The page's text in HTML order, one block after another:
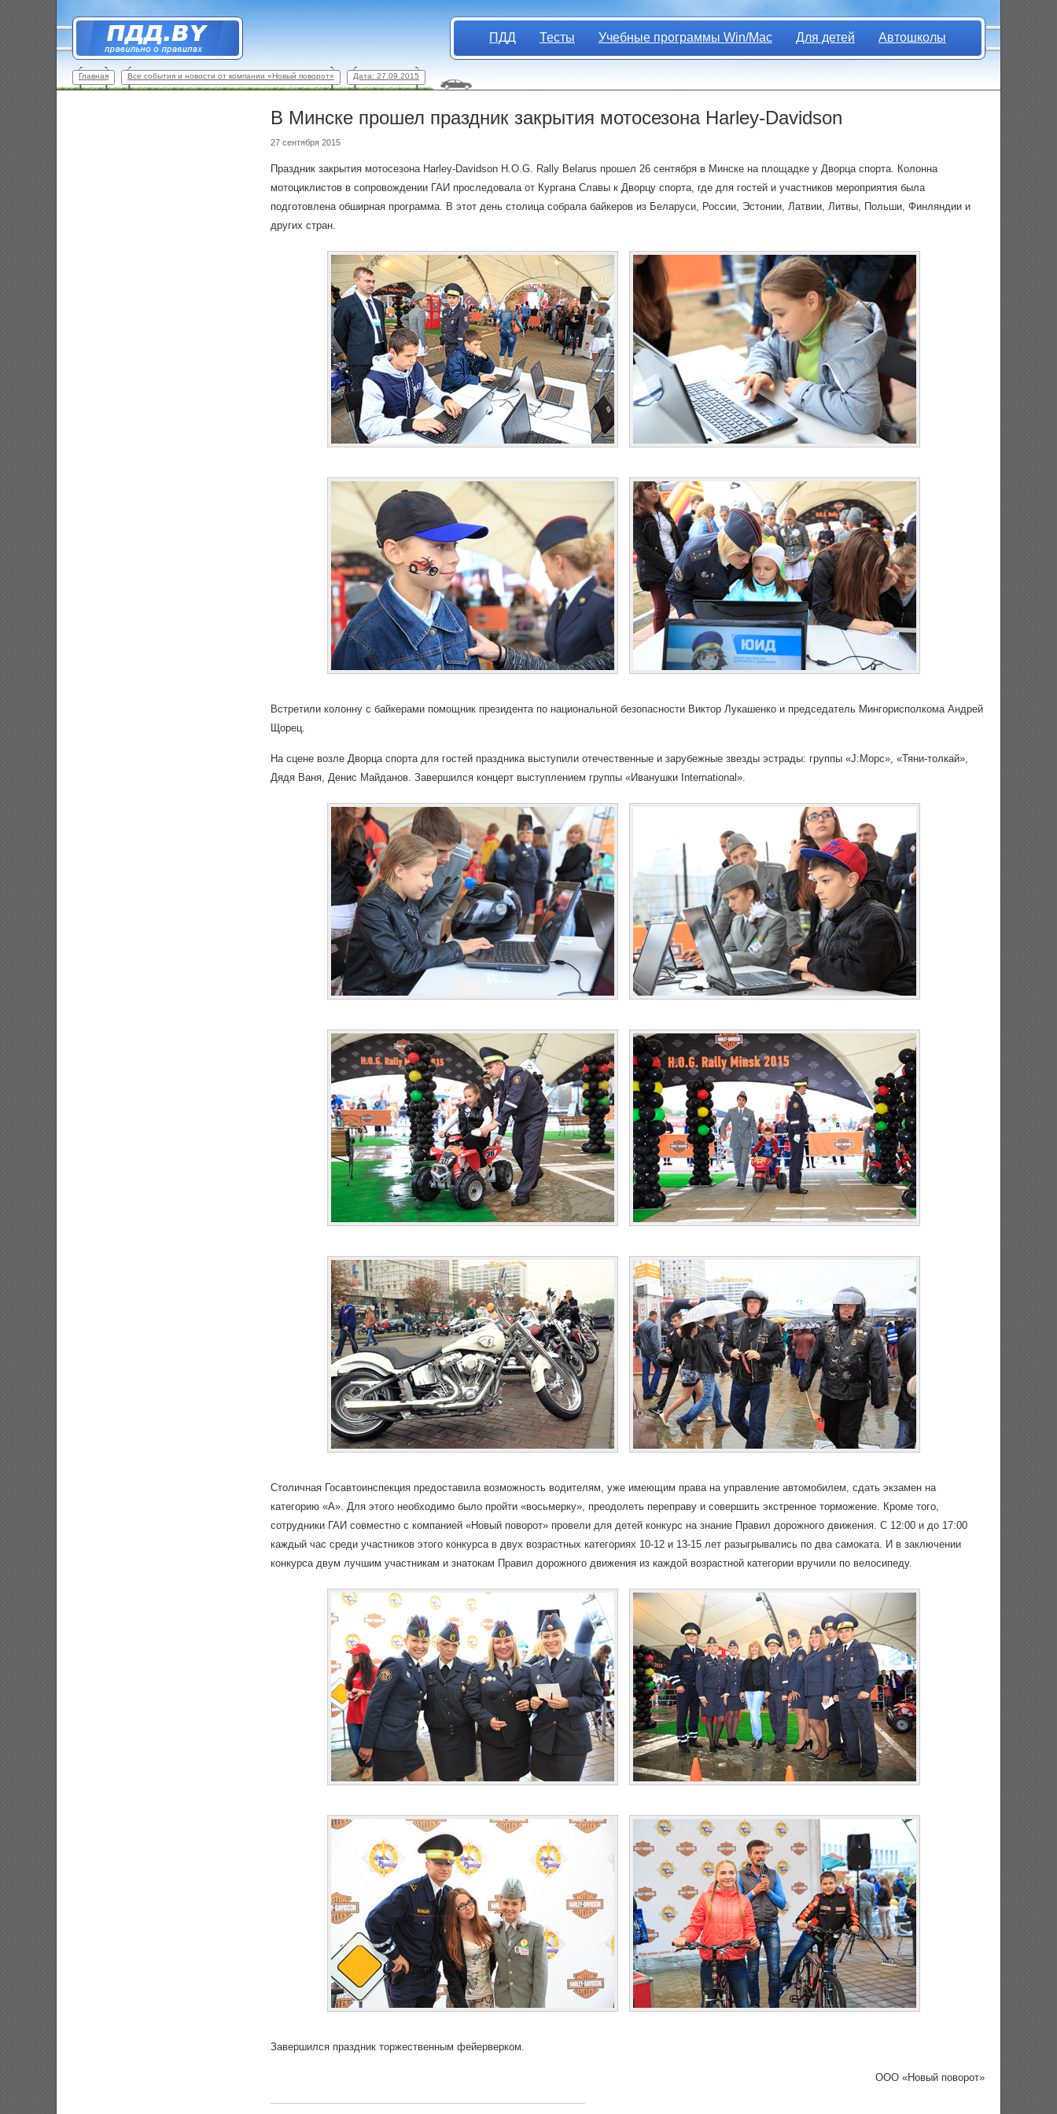
ПДД Тесты Учебные программы Win/Mac Для детей Автошколы
Главная Все события и новости от компании «Новый поворот» Дата: 27.09.2015
В Минске прошел праздник закрытия мотосезона Harley-Davidson
27 сентября 2015
Праздник закрытия мотосезона Harley-Davidson H.O.G. Rally Belarus прошел 26 сентября в Минске на площадке у Дворца спорта. Колонна
мотоциклистов в сопровождении ГАИ проследовала от Кургана Славы к Дворцу спорта, где для гостей и участников мероприятия была
подготовлена обширная программа. В этот день столица собрала байкеров из Беларуси, России, Эстонии, Латвии, Литвы, Польши, Финляндии и
других стран.
Встретили колонну с байкерами помощник президента по национальной безопасности Виктор Лукашенко и председатель Мингорисполкома Андрей
Щорец.
На сцене возле Дворца спорта для гостей праздника выступили отечественные и зарубежные звезды эстрады: группы «J:Морс», «Тяни-толкай»,
Дядя Ваня, Денис Майданов. Завершился концерт выступлением группы «Иванушки International».
Столичная Госавтоинспекция предоставила возможность водителям, уже имеющим права на управление автомобилем, сдать экзамен на
категорию «А». Для этого необходимо было пройти «восьмерку», преодолеть переправу и совершить экстренное торможение. Кроме того,
сотрудники ГАИ совместно с компанией «Новый поворот» провели для детей конкурс на знание Правил дорожного движения. С 12:00 и до 17:00
каждый час среди участников этого конкурса в двух возрастных категориях 10-12 и 13-15 лет разыгрывались по два самоката. И в заключении
конкурса двум лучшим участникам и знатокам Правил дорожного движения из каждой возрастной категории вручили по велосипеду.
Завершился праздник торжественным фейерверком.
ООО «Новый поворот»